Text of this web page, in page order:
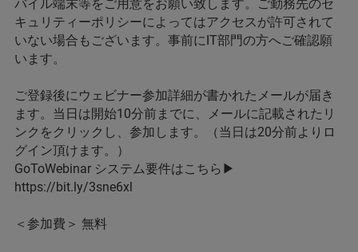
バイル端末等をご用意をお願い致します。ご勤務先のセ
キュリティーポリシーによってはアクセスが許可されて
いない場合もございます。事前にIT部門の方へご確認願
います。
ご登録後にウェビナー参加詳細が書かれたメールが届き
ます。当日は開始10分前までに、メールに記載されたリ
ンクをクリックし、参加します。（当日は20分前よりロ
グイン頂けます。）
GoToWebinar システム要件はこちら▶
https://bit.ly/3sne6xl
＜参加費＞ 無料